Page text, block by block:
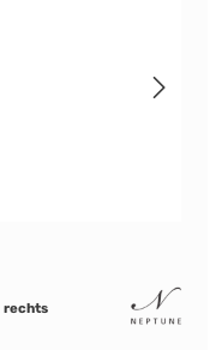
rechts